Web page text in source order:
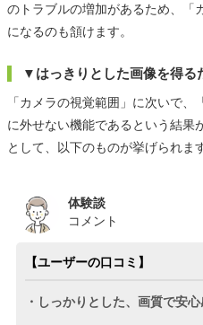
のトラブルの増加があるため、「
になるのも頷けます。
▼はっきりとした画像を得る
「カメラの視覚範囲」に次いで
に外せない機能であるという結果
として、以下のものが挙げられま
体験談
コメント
【ユーザーの口コミ】
・しっかりとした、画質で安心